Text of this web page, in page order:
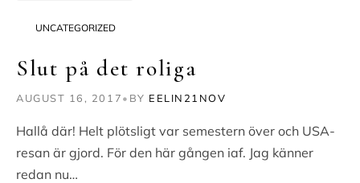
UNCATEGORIZED
Slut på det roliga
AUGUST 16, 2017• BY EELIN21NOV
Hallå där! Helt plötsligt var semestern över och USA-
resan är gjord. För den här gången iaf. Jag känner
redan nu…